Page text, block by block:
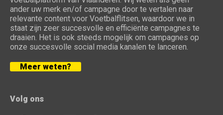
ander uw merk en/of campagne door te vertalen naar
relevante content voor Voetbalflitsen, waardoor we in
staat zijn zeer succesvolle en efficiënte campagnes te
draaien. Het is ook steeds mogelijk om campagnes op
onze succesvolle social media kanalen te lanceren.
Meer weten?
Volg ons